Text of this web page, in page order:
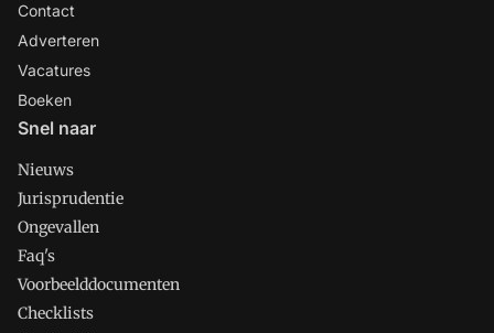
Contact
Adverteren
Vacatures
Boeken
Snel naar
Nieuws
Jurisprudentie
Ongevallen
Faq's
Voorbeelddocumenten
Checklists